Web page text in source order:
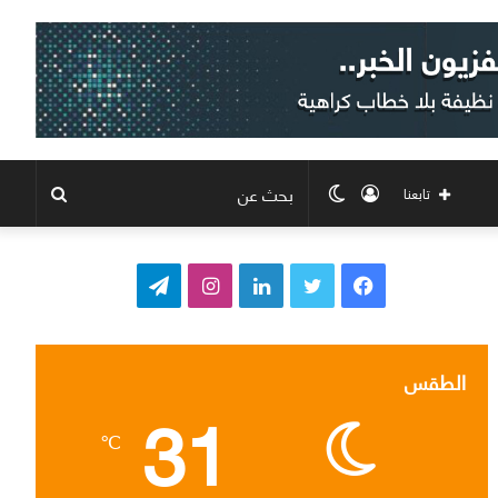
الوضع
المظلم
تسجيل
الدخول
تابعنا
ف
ب
و
ت
ر
الطقس 31
℃